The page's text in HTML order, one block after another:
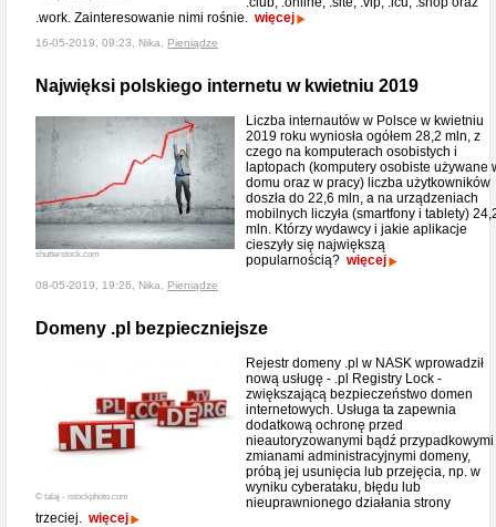
.work. Zainteresowanie nimi rośnie. więcej
16-05-2019, 09:23, Nika, Pieniądze
Najwięksi polskiego internetu w kwietniu 2019
shutterstock.com
Liczba internautów w Polsce w kwietniu
2019 roku wyniosła ogółem 28,2 mln, z
czego na komputerach osobistych i
laptopach (komputery osobiste używane
domu oraz w pracy) liczba użytkowników
doszła do 22,6 mln, a na urządzeniach
mobilnych liczyła (smartfony i tablety)
mln. Którzy wydawcy i jakie aplikacje
cieszyły się największą
popularnością? więcej
08-05-2019, 19:26, Nika, Pieniądze
Domeny .pl bezpieczniejsze
© talaj - istockphoto.com
Rejestr domeny .pl w NASK wprowadził
nową usługę - .pl Registry Lock -
zwiększającą bezpieczeństwo domen
internetowych. Usługa ta zapewnia
dodatkową ochronę przed
nieautoryzowanymi bądź przypadkowymi
zmianami administracyjnymi domeny,
próbą jej usunięcia lub przejęcia, np. w
wyniku cyberataku, błędu lub
nieuprawnionego działania strony
trzeciej. więcej